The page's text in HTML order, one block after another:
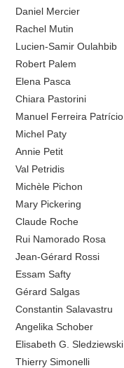
Daniel Mercier
Rachel Mutin
Lucien-Samir Oulahbib
Robert Palem
Elena Pasca
Chiara Pastorini
Manuel Ferreira Patrício
Michel Paty
Annie Petit
Val Petridis
Michèle Pichon
Mary Pickering
Claude Roche
Rui Namorado Rosa
Jean-Gérard Rossi
Essam Safty
Gérard Salgas
Constantin Salavastru
Angelika Schober
Elisabeth G. Sledziewski
Thierry Simonelli